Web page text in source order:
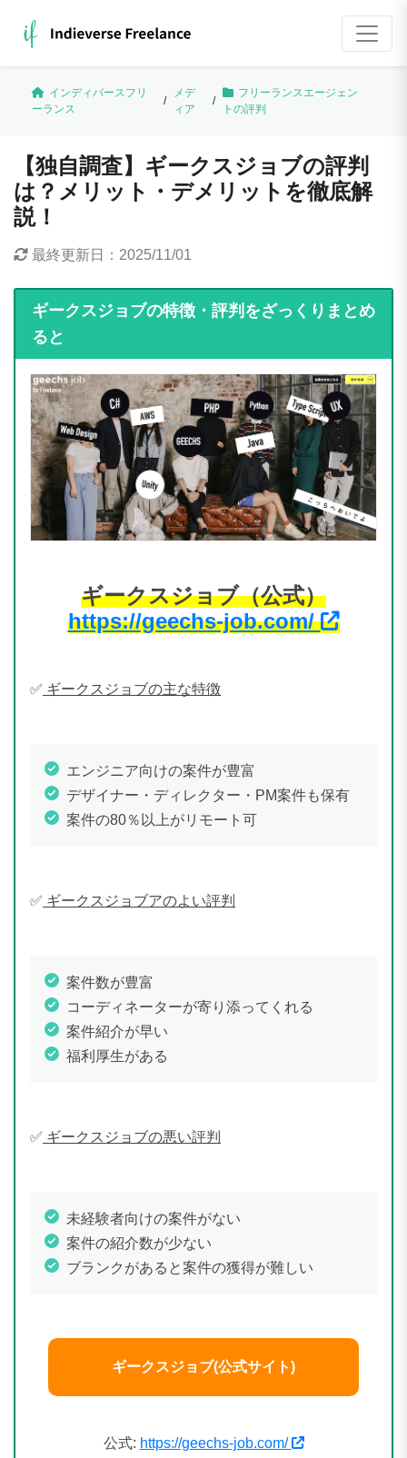
インディバースフリ
ーランス
/
メデ
ィア
/
フリーランスエージェン
トの評判
【独自調査】ギークスジョブの評判
は？メリット・デメリットを徹底解
説！
最終更新日： 2025/11/01
ギークスジョブの特徴・評判をざっくりまとめ
ると
ギークスジョブ（公式）
https://geechs-job.com/
✅ ギークスジョブの主な特徴
エンジニア向けの案件が豊富
デザイナー・ディレクター・PM案件も保有
案件の80％以上がリモート可
✅ ギークスジョブアのよい評判
案件数が豊富
コーディネーターが寄り添ってくれる
案件紹介が早い
福利厚生がある
✅ ギークスジョブの悪い評判
未経験者向けの案件がない
案件の紹介数が少ない
ブランクがあると案件の獲得が難しい
ギークスジョブ(公式サイト)
公式: https://geechs-job.com/